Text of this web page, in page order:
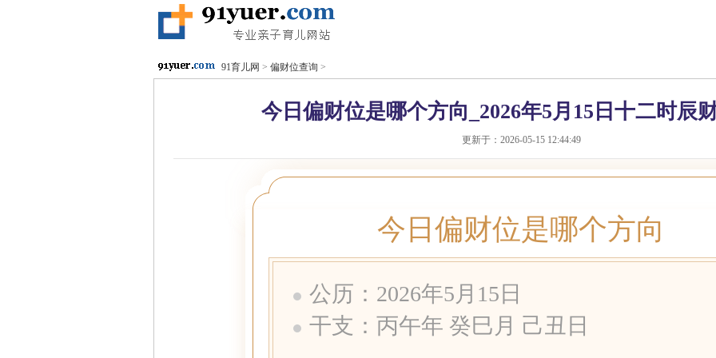
91育儿网 > 偏财位查询 >
今日偏财位是哪个方向_2026年5月15日十二时辰
更新于：2026-05-15 12:44:49
今日偏财位是哪个方向
公历：2026年5月15日
干支：丙午年 癸巳月 己丑日